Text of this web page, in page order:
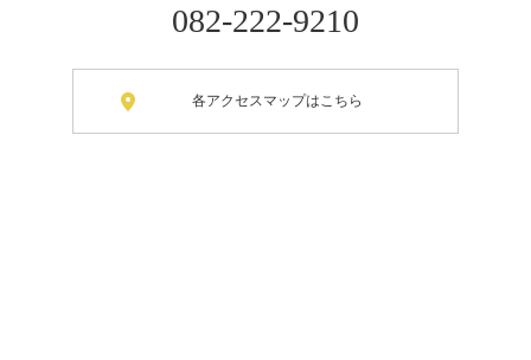
082-222-9210
各アクセスマップはこちら